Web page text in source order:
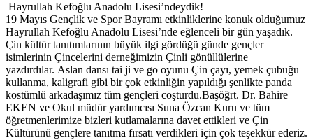
Hayrullah Kefoğlu Anadolu Lisesi’ndeydik!
19 Mayıs Gençlik ve Spor Bayramı etkinliklerine konuk olduğumuz
Hayrullah Kefoğlu Anadolu Lisesi’nde eğlenceli bir gün yaşadık.
Çin kültür tanıtımlarının büyük ilgi gördüğü günde gençler
isimlerinin Çincelerini derneğimizin Çinli gönüllülerine
yazdırdılar. Aslan dansı tai ji ve go oyunu Çin çayı, yemek çubuğu
kullanma, kaligrafi gibi bir çok etkinliğin yapıldığı şenlikte panda
kostümlü arkadaşımız tüm gençleri coşturdu.Başöğrt. Dr. Bahire
EKEN ve Okul müdür yardımcısı Suna Özcan Kuru ve tüm
öğretmenlerimize bizleri kutlamalarına davet ettikleri ve Çin
Kültürünü gençlere tanıtma fırsatı verdikleri için çok teşekkür ederiz.